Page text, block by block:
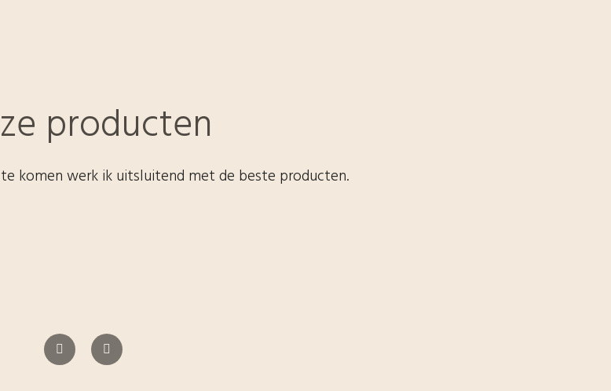
producten
komen werk ik uitsluitend met de beste producten.
Vorige Volgende